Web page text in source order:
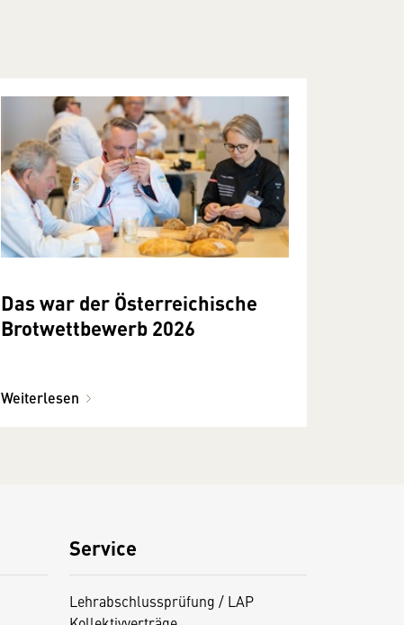
Das war der Österreichische
Brotwettbewerb 2026
Weiterlesen
Service
Lehrabschlussprüfung / LAP